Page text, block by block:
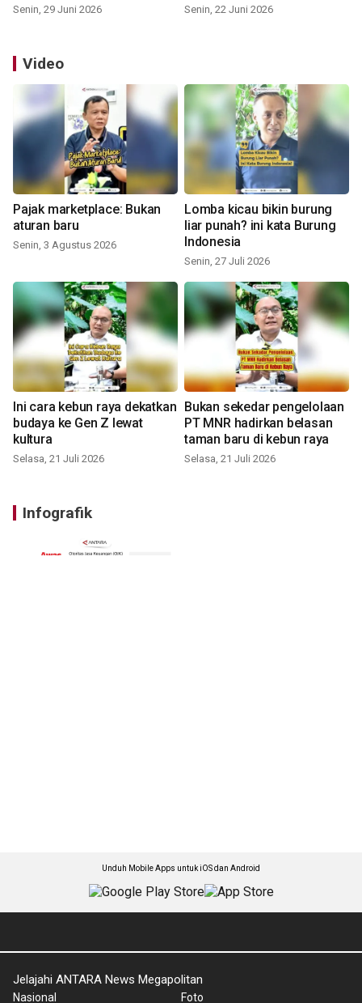
Senin, 29 Juni 2026 Senin, 22 Juni 2026
Video
Pajak marketplace: Bukan
aturan baru
Senin, 3 Agustus 2026
Lomba kicau bikin burung
liar punah? ini kata Burung
Indonesia
Senin, 27 Juli 2026
Ini cara kebun raya dekatkan
budaya ke Gen Z lewat
kultura
Selasa, 21 Juli 2026
Bukan sekedar pengelolaan
PT MNR hadirkan belasan
taman baru di kebun raya
Selasa, 21 Juli 2026
Infografik
Unduh Mobile Apps untuk iOS dan Android
Jelajahi ANTARA News Megapolitan
Nasional Foto